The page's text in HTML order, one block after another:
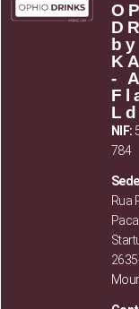
by
-
NIF:
784
Rua